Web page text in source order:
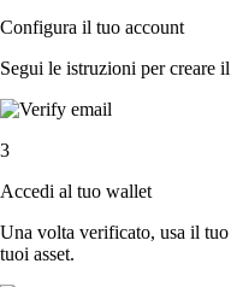
Configura il tuo account
Segui le istruzioni per creare
3
Accedi al tuo wallet
Una volta verificato, usa il
tuoi asset.